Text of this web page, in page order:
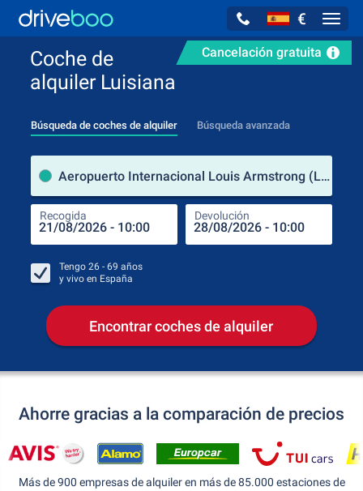
€
Cancelación gratuita
Coche de
alquiler Luisiana
Búsqueda de coches de alquiler Búsqueda avanzada
Aeropuerto Internacional Louis Armstrong (Luisiana / Estados Unidos de América)
Recogida Devolución
Tengo 26 - 69 años
y vivo en España
Encontrar coches de alquiler
Ahorre gracias a la comparación de precios
Más de 900 empresas de alquiler en más de 85.000 estaciones de